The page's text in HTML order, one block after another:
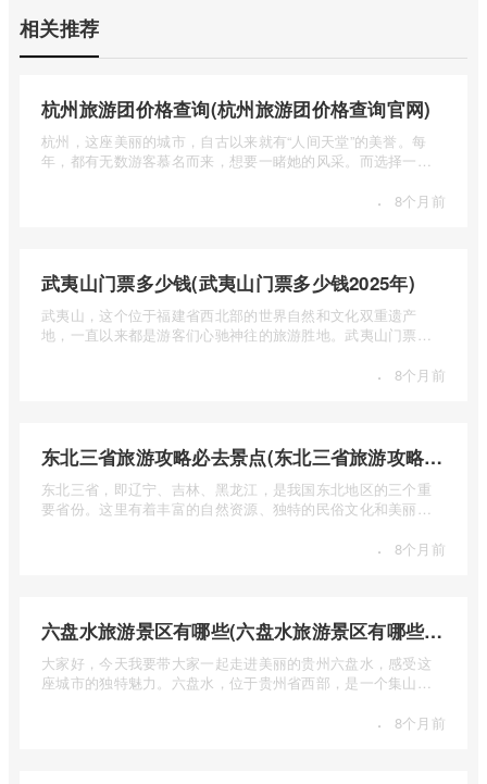
相关推荐
杭州旅游团价格查询(杭州旅游团价格查询官网)
杭州，这座美丽的城市，自古以来就有“人间天堂”的美誉。每
年，都有无数游客慕名而来，想要一睹她的风采。而选择一个
· 8个月前
武夷山门票多少钱(武夷山门票多少钱2025年)
武夷山，这个位于福建省西北部的世界自然和文化双重遗产
地，一直以来都是游客们心驰神往的旅游胜地。武夷山门票多
· 8个月前
东北三省旅游攻略必去景点(东北三省旅游攻略必去景点视频介绍)
东北三省，即辽宁、吉林、黑龙江，是我国东北地区的三个重
要省份。这里有着丰富的自然资源、独特的民俗文化和美丽的
· 8个月前
六盘水旅游景区有哪些(六盘水旅游景区有哪些景点值得去)
大家好，今天我要带大家一起走进美丽的贵州六盘水，感受这
座城市的独特魅力。六盘水，位于贵州省西部，是一个集山水
· 8个月前